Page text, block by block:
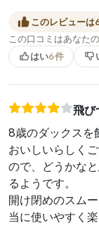
このレビューは
この口コミはあなた
はい6件
飛び
8歳のダックスを
おいしいらしく
ので、どうかな
るようです。
開け閉めのスム
当に使いやすく楽